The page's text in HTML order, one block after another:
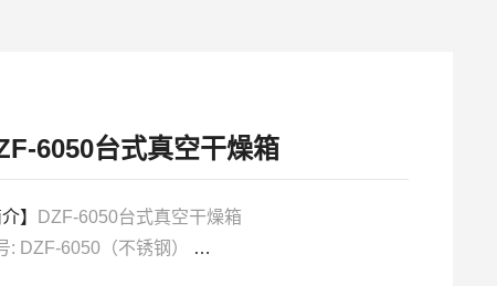
6050台式真空干燥箱
】
DZF-6050台式真空干燥箱
: DZF-6050（不锈钢）